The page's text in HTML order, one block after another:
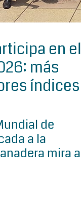
en el
más
índices
de
a la
mira a